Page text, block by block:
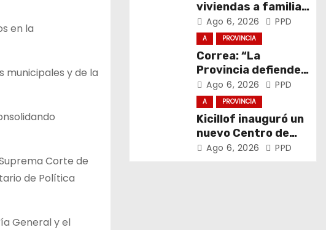
en la
municipales y de la
Corte de
de Política
General y el
viviendas a familias
de General La
Madrid
Ago 6, 2026 PPD
A PROVINCIA
Correa: “La
Provincia defiende
el trabajo y la
soberanía sobre
puertos y ríos”
Ago 6, 2026 PPD
A PROVINCIA
Kicillof inauguró un
nuevo Centro de
Atención Primaria
Ago 6, 2026 PPD